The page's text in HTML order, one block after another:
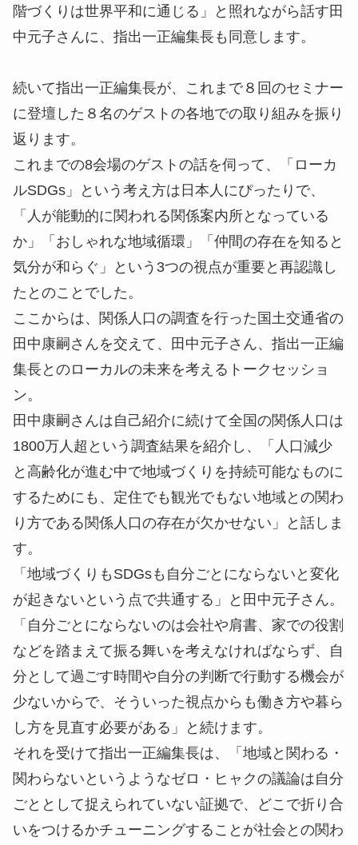
階づくりは世界平和に通じる」と照れながら話す田
中元子さんに、指出一正編集長も同意します。
続いて指出一正編集長が、これまで８回のセミナー
に登壇した８名のゲストの各地での取り組みを振り
返ります。
これまでの8会場のゲストの話を伺って、「ローカ
ルSDGs」という考え方は日本人にぴったりで、
「人が能動的に関われる関係案内所となっている
か」「おしゃれな地域循環」「仲間の存在を知ると
気分が和らぐ」という3つの視点が重要と再認識し
たとのことでした。
ここからは、関係人口の調査を行った国土交通省の
田中康嗣さんを交えて、田中元子さん、指出一正編
集長とのローカルの未来を考えるトークセッショ
ン。
田中康嗣さんは自己紹介に続けて全国の関係人口は
1800万人超という調査結果を紹介し、「人口減少
と高齢化が進む中で地域づくりを持続可能なものに
するためにも、定住でも観光でもない地域との関わ
り方である関係人口の存在が欠かせない」と話しま
す。
「地域づくりもSDGsも自分ごとにならないと変化
が起きないという点で共通する」と田中元子さん。
「自分ごとにならないのは会社や肩書、家での役割
などを踏まえて振る舞いを考えなければならず、自
分として過ごす時間や自分の判断で行動する機会が
少ないからで、そういった視点からも働き方や暮ら
し方を見直す必要がある」と続けます。
それを受けて指出一正編集長は、「地域と関わる・
関わらないというようなゼロ・ヒャクの議論は自分
ごととして捉えられていない証拠で、どこで折り合
いをつけるかチューニングすることが社会との関わ